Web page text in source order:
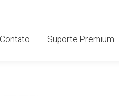
Contato Suporte Premium